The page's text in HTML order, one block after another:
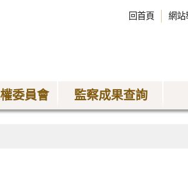
回首頁 網站
委員會 監察成果查詢